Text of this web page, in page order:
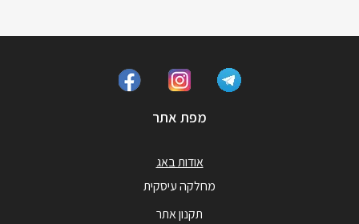
מפת אתר
אודות באג
מחלקה עיסקית
תקנון אתר